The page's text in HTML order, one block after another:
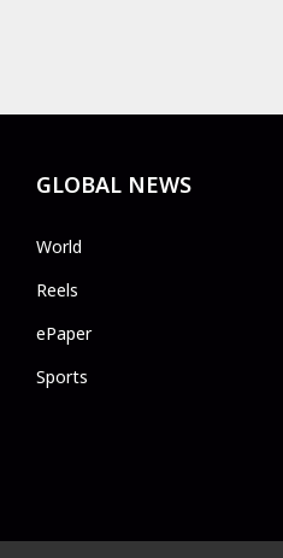
GLOBAL NEWS
World
Reels
ePaper
Sports